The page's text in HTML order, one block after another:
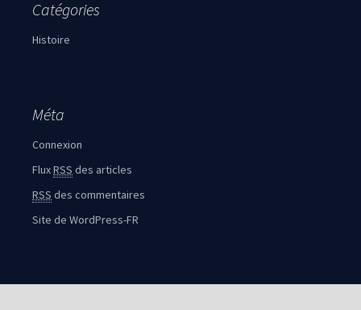
Catégories
Histoire
Méta
Connexion
FluxRSS des articles
RSS des commentaires
Site de WordPress-FR